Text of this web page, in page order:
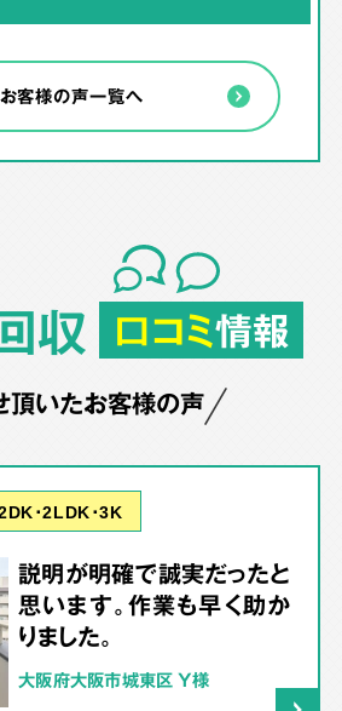
お客様の声一覧へ
収 口コミ情報
頂いたお客様の声
･2LDK･3K
説明が明確で誠実だったと
思います。作業も早く助か
りました。
大阪府大阪市城東区 Y様